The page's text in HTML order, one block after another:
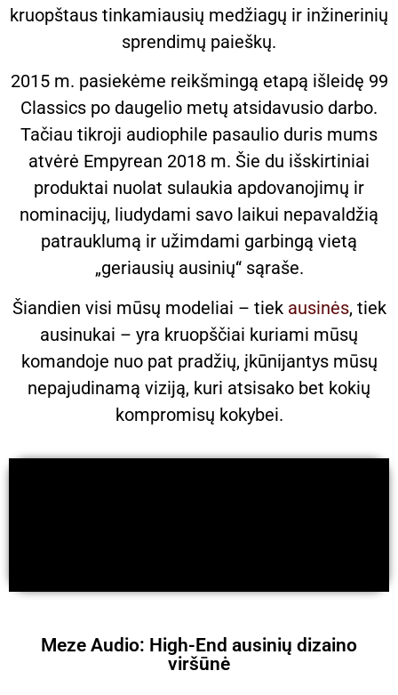
kruopštaus tinkamiausių medžiagų ir inžinerinių
sprendimų paieškų.
2015 m. pasiekėme reikšmingą etapą išleidę 99
Classics po daugelio metų atsidavusio darbo.
Tačiau tikroji audiophile pasaulio duris mums
atvėrė Empyrean 2018 m. Šie du išskirtiniai
produktai nuolat sulaukia apdovanojimų ir
nominacijų, liudydami savo laikui nepavaldžią
patrauklumą ir užimdami garbingą vietą
„geriausių ausinių“ sąraše.
Šiandien visi mūsų modeliai – tiek ausinės, tiek
ausinukai – yra kruopščiai kuriami mūsų
komandoje nuo pat pradžių, įkūnijantys mūsų
nepajudinamą viziją, kuri atsisako bet kokių
kompromisų kokybei.
Meze Audio: High-End ausinių dizaino
viršūnė